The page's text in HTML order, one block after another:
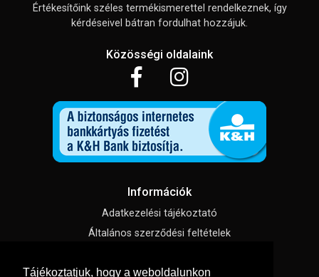
Tájékoztatjuk, hogy a weboldalunkon
Értékesítőink széles termékismerettel rendelkeznek, így
kérdéseivel bátran fordulhat hozzájuk.
Közösségi oldalaink
Információk
Adatkezelési tájékoztató
Általános szerződési feltételek
Süti beállítások